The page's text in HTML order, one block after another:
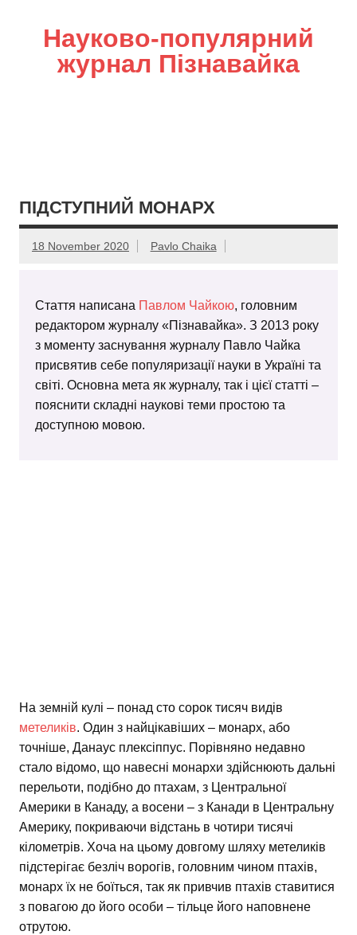
Науково-популярний
журнал Пізнавайка
ПІДСТУПНИЙ МОНАРХ
18 November 2020 Pavlo Chaika
Стаття написана Павлом Чайкою, головним
редактором журналу «Пізнавайка». З 2013 року
з моменту заснування журналу Павло Чайка
присвятив себе популяризації науки в Україні та
світі. Основна мета як журналу, так і цієї статті –
пояснити складні наукові теми простою та
доступною мовою.
На земній кулі – понад сто сорок тисяч видів
метеликів. Один з найцікавіших – монарх, або
точніше, Данаус плексіппус. Порівняно недавно
стало відомо, що навесні монархи здійснюють дальні
перельоти, подібно до птахам, з Центральної
Америки в Канаду, а восени – з Канади в Центральну
Америку, покриваючи відстань в чотири тисячі
кілометрів. Хоча на цьому довгому шляху метеликів
підстерігає безліч ворогів, головним чином птахів,
монарх їх не боїться, так як привчив птахів ставитися
з повагою до його особи – тільце його наповнене
отрутою.